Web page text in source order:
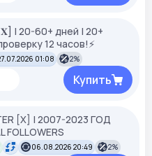
| 20-60+ дней | 20+
12 часов!⚡️
01:08 2%
Купить
[X] | 2007-2023 ГОД
06.08.2026 20:49 2%